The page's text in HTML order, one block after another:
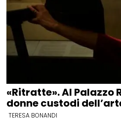
«Ritratte». Al Palazzo
donne custodi
TERESA BONANDI